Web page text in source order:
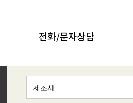
전화/문자상담